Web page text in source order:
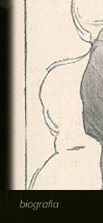
biografia